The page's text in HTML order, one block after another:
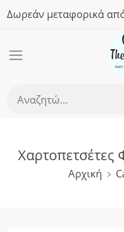
Δωρεάν μεταφορικά
Χαρτοπετσέτες
Αρχική